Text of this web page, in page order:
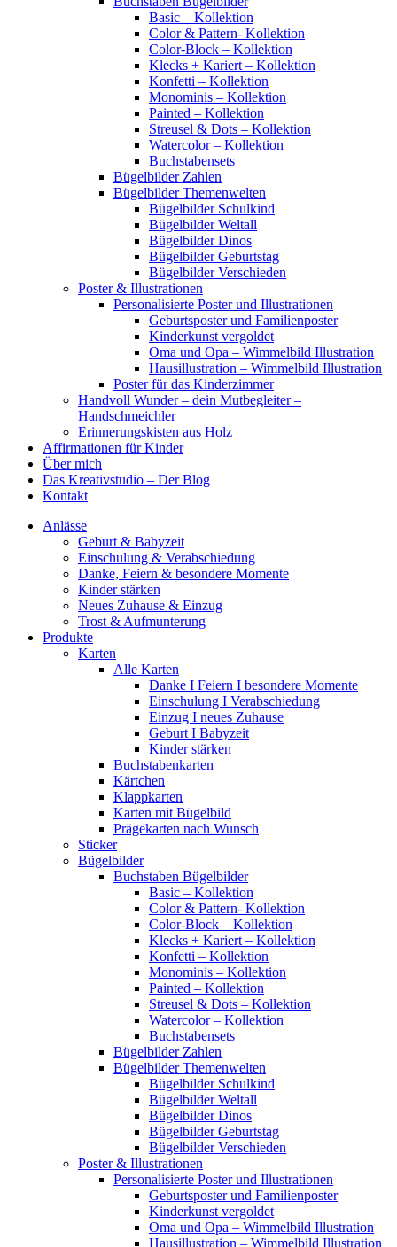
Basic – Kollektion
Color & Pattern- Kollektion
Color-Block – Kollektion
Klecks + Kariert – Kollektion
Konfetti – Kollektion
Monominis – Kollektion
Painted – Kollektion
Streusel & Dots – Kollektion
Watercolor – Kollektion
Buchstabensets
Bügelbilder Zahlen
Bügelbilder Themenwelten
Bügelbilder Schulkind
Bügelbilder Weltall
Bügelbilder Dinos
Bügelbilder Geburtstag
Bügelbilder Verschieden
Poster & Illustrationen
Personalisierte Poster und Illustrationen
Geburtsposter und Familienposter
Kinderkunst vergoldet
Oma und Opa – Wimmelbild Illustration
Hausillustration – Wimmelbild Illustration
Poster für das Kinderzimmer
Handvoll Wunder – dein Mutbegleiter –
Handschmeichler
Erinnerungskisten aus Holz
Affirmationen für Kinder
Über mich
Das Kreativstudio – Der Blog
Kontakt
Anlässe
Geburt & Babyzeit
Einschulung & Verabschiedung
Danke, Feiern & besondere Momente
Kinder stärken
Neues Zuhause & Einzug
Trost & Aufmunterung
Produkte
Karten
Alle Karten
Danke I Feiern I besondere Momente
Einschulung I Verabschiedung
Einzug I neues Zuhause
Geburt I Babyzeit
Kinder stärken
Buchstabenkarten
Kärtchen
Klappkarten
Karten mit Bügelbild
Prägekarten nach Wunsch
Sticker
Bügelbilder
Buchstaben Bügelbilder
Basic – Kollektion
Color & Pattern- Kollektion
Color-Block – Kollektion
Klecks + Kariert – Kollektion
Konfetti – Kollektion
Monominis – Kollektion
Painted – Kollektion
Streusel & Dots – Kollektion
Watercolor – Kollektion
Buchstabensets
Bügelbilder Zahlen
Bügelbilder Themenwelten
Bügelbilder Schulkind
Bügelbilder Weltall
Bügelbilder Dinos
Bügelbilder Geburtstag
Bügelbilder Verschieden
Poster & Illustrationen
Personalisierte Poster und Illustrationen
Geburtsposter und Familienposter
Kinderkunst vergoldet
Oma und Opa – Wimmelbild Illustration
Hausillustration – Wimmelbild Illustration